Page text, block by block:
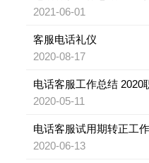
2021-06-01
客服电话礼仪
2020-08-17
电话客服工作总结 2020
2020-05-11
电话客服试用期转正工
2020-06-13